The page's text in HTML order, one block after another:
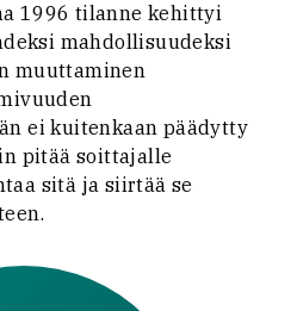
1996 tilanne kehittyi
mahdollisuudeksi
muuttaminen
ei kuitenkaan päädytty
pitää soittajalle
sitä ja siirtää se